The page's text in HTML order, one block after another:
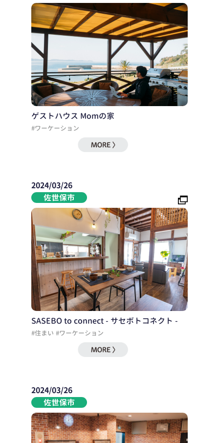
ゲストハウス Momの家
#ワーケーション
2024/03/26
佐世保市
SASEBO to connect - サセボトコネクト -
#住まい #ワーケーション
2024/03/26
佐世保市